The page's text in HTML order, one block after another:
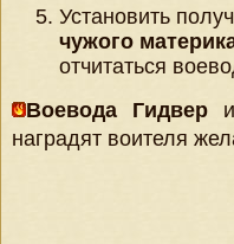
Установить
чужого
отчитаться
Воевода Гидвер
наградят воителя